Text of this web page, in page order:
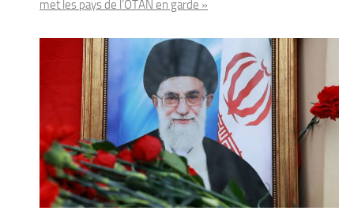
met les pays de l’OTAN en garde »